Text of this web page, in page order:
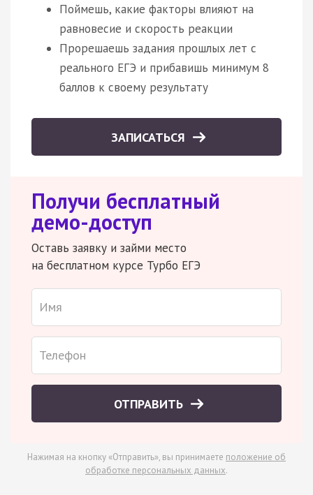
Поймешь, какие факторы влияют на
равновесие и скорость реакции
Прорешаешь задания прошлых лет с
реального ЕГЭ и прибавишь минимум 8
баллов к своему результату
ЗАПИСАТЬСЯ
Получи бесплатный
демо-доступ
Оставь заявку и займи место
на бесплатном курсе Турбо ЕГЭ
ОТПРАВИТЬ
Нажимая на кнопку «Отправить», вы принимаете положение об
обработке персональных данных.